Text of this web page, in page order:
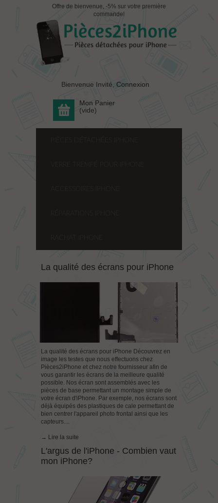
Offre de bienvenue, -5% sur votre première
commande!
Bienvenue Invité, Connexion
Mon Panier
(vide)
La qualité des écrans pour iPhone
La qualité des écrans pour iPhone Découvrez en
image les testes que nous effectuons chez
Pièces2iPhone et chez notre fournisseur afin de
vous garantir les écrans de la meilleure qualité
possible. Nos écran sont assemblés avec les
pièces de base permettant un montage simple de
votre écran d'iPhone. Par exemple, nos écrans sont
déjà équipés des plastiques de cale permettant de
bien centrer l'appareil photo frontal ainsi que les
capteurs....
→ Lire la suite
L'argus de l'iPhone - Combien vaut
mon iPhone?